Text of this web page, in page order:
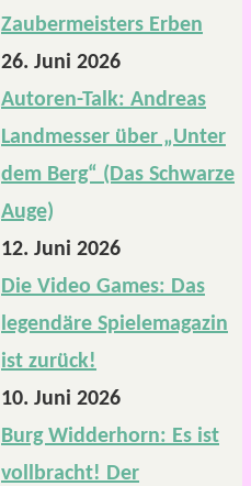
Zaubermeisters Erben
26. Juni 2026
Autoren-Talk: Andreas
Landmesser über „Unter
dem Berg“ (Das Schwarze
Auge)
12. Juni 2026
Die Video Games: Das
legendäre Spielemagazin
ist zurück!
10. Juni 2026
Burg Widderhorn: Es ist
vollbracht! Der